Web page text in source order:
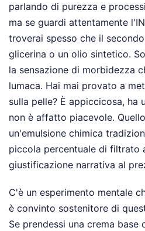
parlando di purezza e
ma se guardi attentamente
troverai spesso che il
glicerina o un olio sintetico.
la sensazione di morbidezza
lumaca. Hai mai provato a
sulla pelle? È appiccicosa, ha
non è affatto piacevole.
un'emulsione chimica
piccola percentuale di filtrato
giustificazione narrativa al
C'è un esperimento mentale
è convinto sostenitore di
Se prendessi una crema base